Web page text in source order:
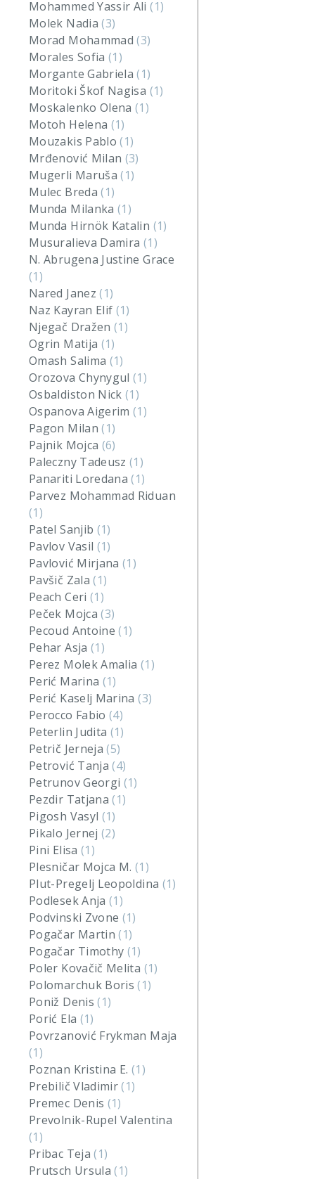
Mohammed Yassir Ali(1)
Molek Nadia(3)
Morad Mohammad(3)
Morales Sofia(1)
Morgante Gabriela(1)
Moritoki Škof Nagisa (1)
Moskalenko Olena(1)
Motoh Helena (1)
Mouzakis Pablo(1)
Mrđenović Milan (3)
Mugerli Maruša(1)
Mulec Breda(1)
Munda Milanka(1)
Munda Hirnök Katalin (1)
Musuralieva Damira (1)
N. Abrugena Justine Grace
(1)
Nared Janez(1)
Naz Kayran Elif (1)
Njegač Dražen(1)
Ogrin Matija (1)
Omash Salima (1)
Orozova Chynygul(1)
Osbaldiston Nick(1)
Ospanova Aigerim(1)
Pagon Milan(1)
Pajnik Mojca (6)
Paleczny Tadeusz(1)
Panariti Loredana(1)
Parvez Mohammad Riduan
(1)
Patel Sanjib (1)
Pavlov Vasil (1)
Pavlović Mirjana(1)
Pavšič Zala(1)
Peach Ceri (1)
Peček Mojca(3)
Pecoud Antoine(1)
Pehar Asja (1)
Perez Molek Amalia (1)
Perić Marina (1)
Perić Kaselj Marina(3)
Perocco Fabio(4)
Peterlin Judita (1)
Petrič Jerneja(5)
Petrović Tanja(4)
Petrunov Georgi (1)
Pezdir Tatjana(1)
Pigosh Vasyl (1)
Pikalo Jernej(2)
Pini Elisa (1)
Plesničar Mojca M. (1)
Plut-Pregelj Leopoldina (1)
Podlesek Anja(1)
Podvinski Zvone (1)
Pogačar Martin(1)
Pogačar Timothy (1)
Poler Kovačič Melita (1)
Polomarchuk Boris(1)
Poniž Denis(1)
Porić Ela (1)
Povrzanović Frykman Maja
(1)
Poznan Kristina E. (1)
Prebilič Vladimir(1)
Premec Denis (1)
Prevolnik-Rupel Valentina
(1)
Pribac Teja(1)
Prutsch Ursula(1)